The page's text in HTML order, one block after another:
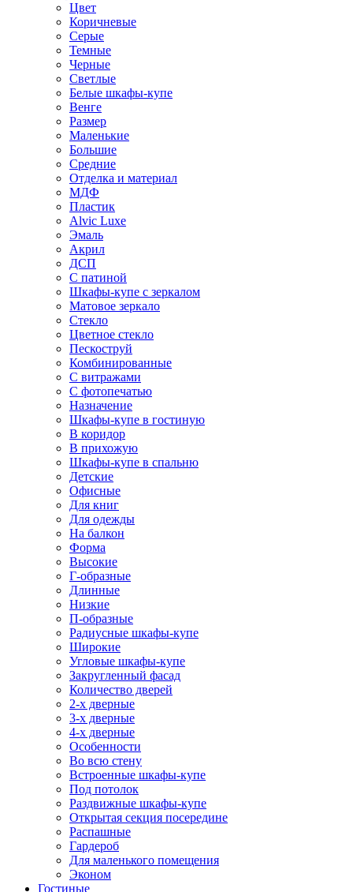
Цвет
Коричневые
Серые
Темные
Черные
Светлые
Белые шкафы-купе
Венге
Размер
Маленькие
Большие
Средние
Отделка и материал
МДФ
Пластик
Alvic Luxe
Эмаль
Акрил
ДСП
С патиной
Шкафы-купе с зеркалом
Матовое зеркало
Стекло
Цветное стекло
Пескоструй
Комбинированные
С витражами
С фотопечатью
Назначение
Шкафы-купе в гостиную
В коридор
В прихожую
Шкафы-купе в спальню
Детские
Офисные
Для книг
Для одежды
На балкон
Форма
Высокие
Г-образные
Длинные
Низкие
П-образные
Радиусные шкафы-купе
Широкие
Угловые шкафы-купе
Закругленный фасад
Количество дверей
2-х дверные
3-х дверные
4-х дверные
Особенности
Во всю стену
Встроенные шкафы-купе
Под потолок
Раздвижные шкафы-купе
Открытая секция посередине
Распашные
Гардероб
Для маленького помещения
Эконом
Гостиные